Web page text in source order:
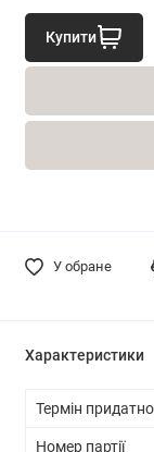
Купити
У обране
Характеристики
Термін
Номер партії